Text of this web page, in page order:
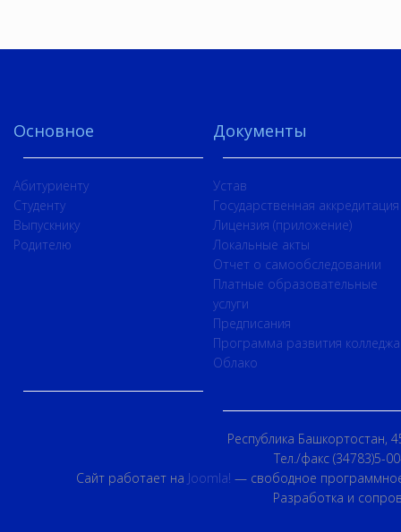
Основное
Абитуриенту
Студенту
Выпускнику
Родителю
Документы
Устав
Государственная аккредитация
Лицензия (приложение)
Локальные акты
Отчет о самообследовании
Платные образовательные
услуги
Предписания
Программа развития колледжа
Облако
Республика Башкортостан,
Тел./факс (34783)5-
Сайт работает на Joomla! — свободное
Разработка и